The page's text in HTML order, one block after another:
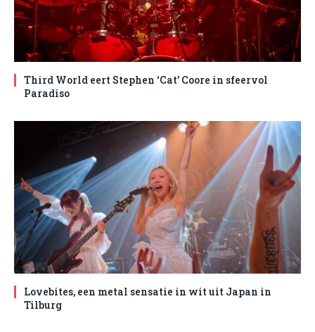
Third World eert Stephen ‘Cat’ Coore in sfeervol
Paradiso
Lovebites, een metal sensatie in wit uit Japan in
Tilburg